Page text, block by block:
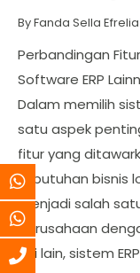
ByFanda Sella Efrelia
Perbandingan
Software ERP
Dalam memilih
satu aspek
fitur yang
kebutuhan bisnis
menjadi salah
perusahaan
sisi lain, sistem